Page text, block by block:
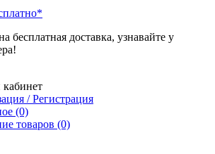
бесплатная доставка, узнавайте у
/ Регистрация
(0)
товаров (0)